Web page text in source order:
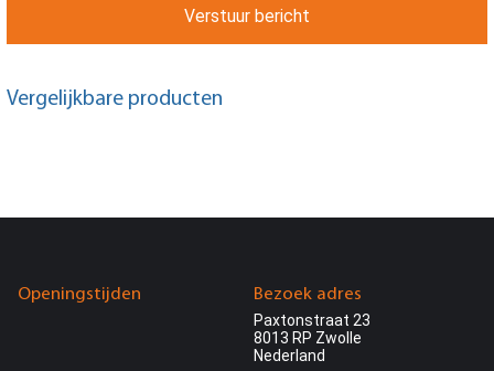
Verstuur bericht
Vergelijkbare producten
Openingstijden Bezoek adres
Paxtonstraat 23
8013 RP Zwolle
Nederland